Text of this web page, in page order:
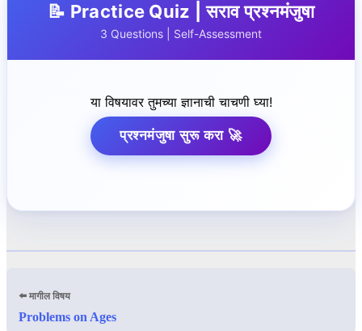
📝 Practice Quiz | सराव प्रश्नमंजुषा
3 Questions | Self-Assessment
या विषयावर तुमच्या ज्ञानाची चाचणी घ्या!
प्रश्नमंजुषा सुरू करा 🚀
⬅️ मागील विषय
Problems on Ages